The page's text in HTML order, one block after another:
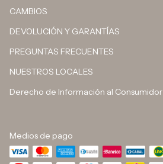
CAMBIOS
DEVOLUCIÓN Y GARANTÍAS
PREGUNTAS FRECUENTES
NUESTROS LOCALES
Derecho de Información al Consumidor
Medios de pago